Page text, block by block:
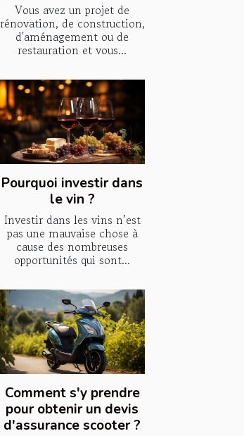
Vous avez un projet de
rénovation, de construction,
d'aménagement ou de
restauration et vous...
Pourquoi investir dans
le vin ?
Investir dans les vins n’est
pas une mauvaise chose à
cause des nombreuses
opportunités qui sont...
Comment s'y prendre
pour obtenir un devis
d'assurance scooter ?